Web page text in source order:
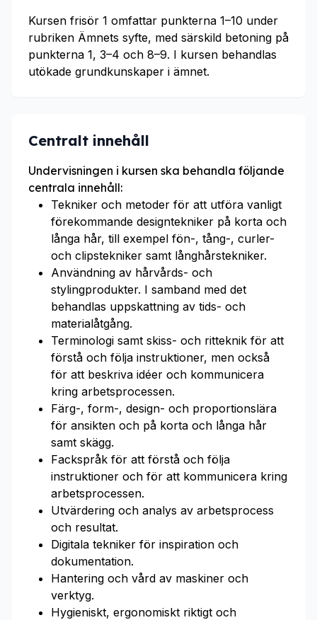
Kursen frisör 1 omfattar punkterna 1–10 under
rubriken Ämnets syfte, med särskild betoning på
punkterna 1, 3–4 och 8–9. I kursen behandlas
utökade grundkunskaper i ämnet.
Centralt innehåll
Undervisningen i kursen ska behandla följande
centrala innehåll:
Tekniker och metoder för att utföra vanligt
förekommande designtekniker på korta och
långa hår, till exempel fön-, tång-, curler-
och clipstekniker samt långhårstekniker.
Användning av hårvårds- och
stylingprodukter. I samband med det
behandlas uppskattning av tids- och
materialåtgång.
Terminologi samt skiss- och ritteknik för att
förstå och följa instruktioner, men också
för att beskriva idéer och kommunicera
kring arbetsprocessen.
Färg-, form-, design- och proportionslära
för ansikten och på korta och långa hår
samt skägg.
Fackspråk för att förstå och följa
instruktioner och för att kommunicera kring
arbetsprocessen.
Utvärdering och analys av arbetsprocess
och resultat.
Digitala tekniker för inspiration och
dokumentation.
Hantering och vård av maskiner och
verktyg.
Hygieniskt, ergonomiskt riktigt och